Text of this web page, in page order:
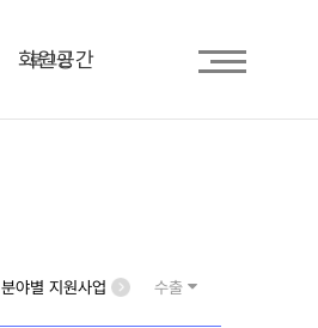
회원공간
로그인
분야별 지원사업 수출